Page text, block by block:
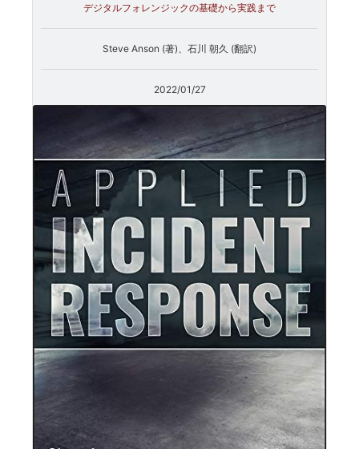
デジタルフォレンジックの基礎から実践まで
Steve Anson (著)、石川 朝久 (翻訳)
2022/01/27